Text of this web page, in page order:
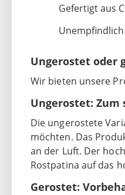
Gefertigt aus
Ungerostet oder
Wir bieten unsere
Ungerostet:
Die ungerostete
möchten. Das
an der Luft. Der
Rostpatina auf das
Gerostet: